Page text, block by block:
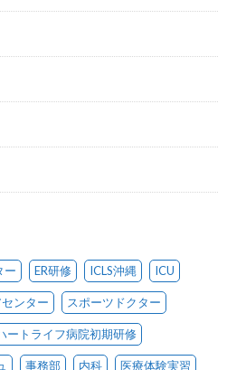
ー ER研修 ICLS沖縄 ICU
ンター スポーツドクター
ートライフ病院初期研修
事務部 内科 医療体験実習